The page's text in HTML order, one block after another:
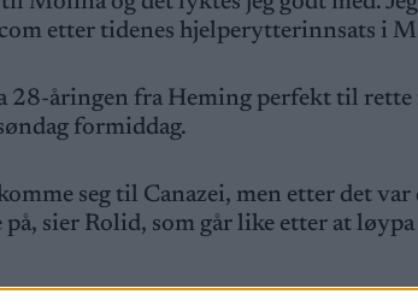
etter tidenes hjelperytterinnsats i
28-åringen fra Heming perfekt til rette
formiddag.
seg til Canazei, men etter det var
sier Rolid, som går like etter at